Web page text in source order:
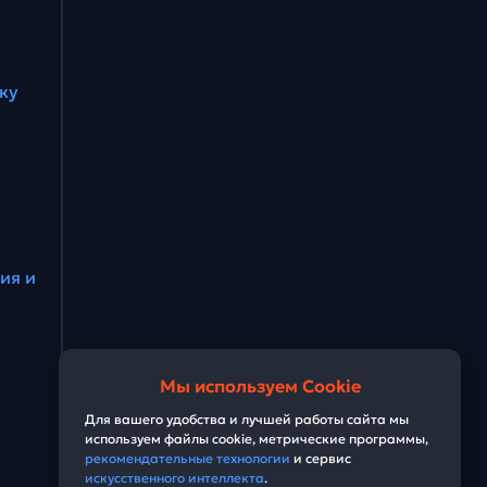
и
Мы используем Cookie
Для вашего удобства и лучшей работы сайта мы
используем файлы cookie, метрические программы,
рекомендательные технологии и сервис
искусственного интеллекта.